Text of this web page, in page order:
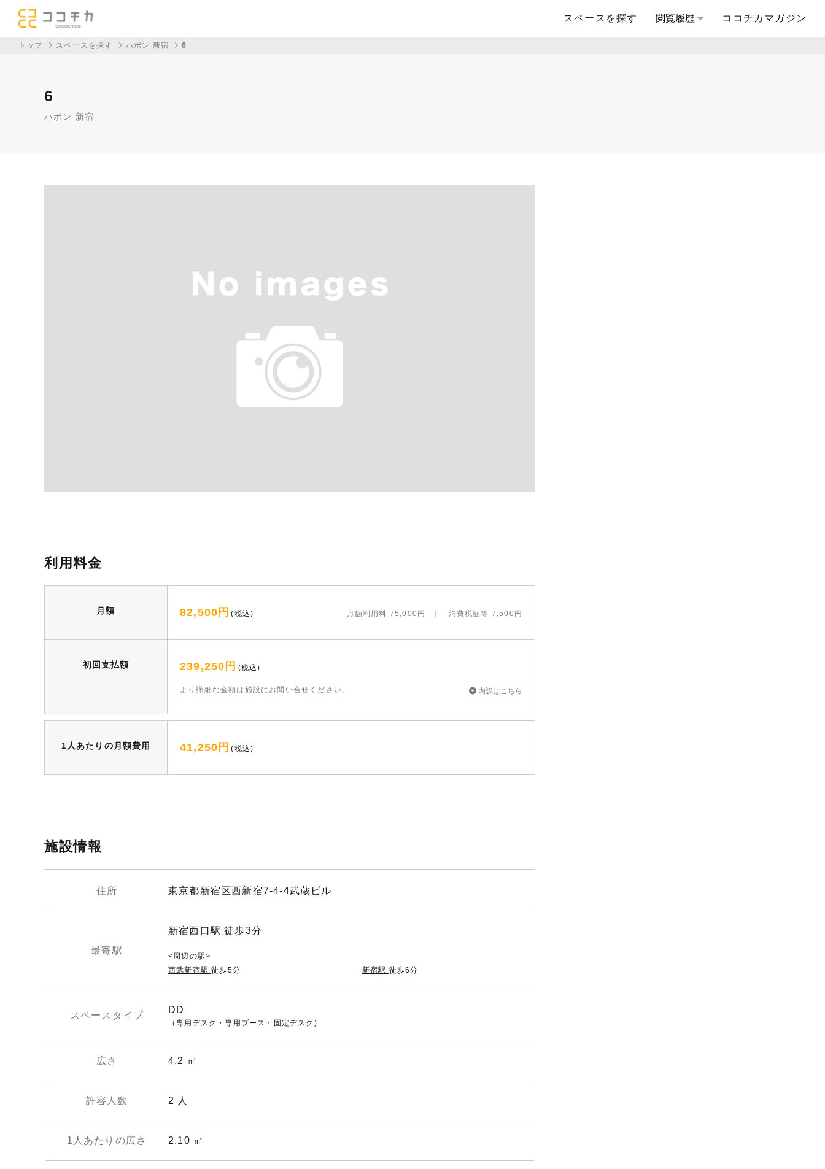
スペースを探す 閲覧履歴 ココチカマガジン
トップ スペースを探す ハポン 新宿 6
6
ハポン 新宿
利用料金
月額 82,500円 (税込) 月額利用料 75,000円 消費税額等 7,500円
初回支払額 239,250円 (税込)
より詳細な⾦額は施設にお問い合せください。 内訳はこちら
1人あたりの月額費用 41,250円 (税込)
施設情報
住所 東京都新宿区西新宿7-4-4武蔵ビル
最寄駅
新宿西口駅徒歩3分
周辺の駅
西武新宿駅徒歩5分 新宿駅 徒歩6分
スペースタイプ
DD
（専用デスク・専用ブース・固定デスク)
広さ 4.2 ㎡
許容人数 2 人
1人あたりの広さ 2.10 ㎡